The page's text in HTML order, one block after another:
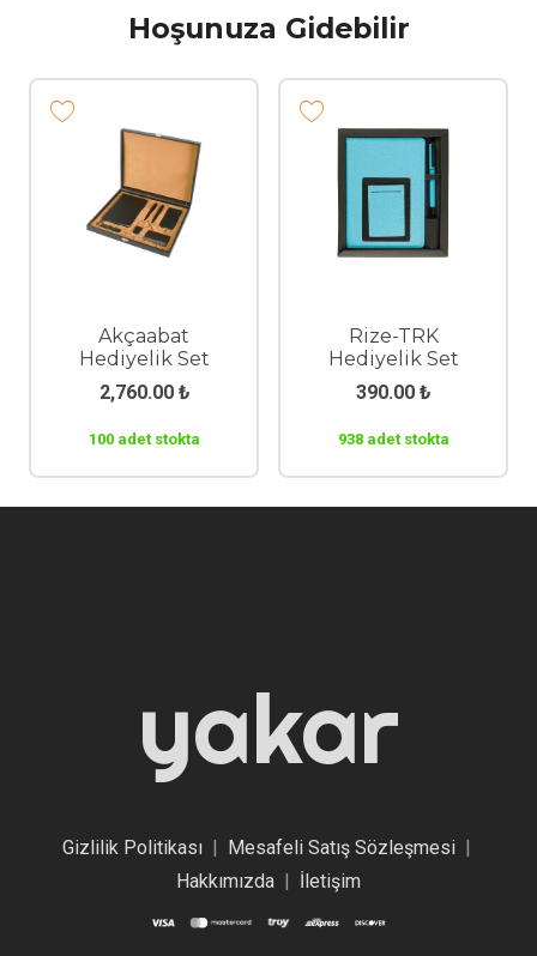
Hoşunuza Gidebilir
Akçaabat
Hediyelik Set
2,760.00 ₺
100 adet stokta
Rize-TRK
Hediyelik Set
390.00 ₺
938 adet stokta
yakar
Gizlilik Politikası| Mesafeli Satış Sözleşmesi|
Hakkımızda | İletişim